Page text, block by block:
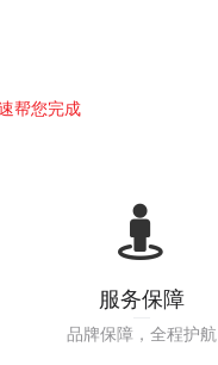
帮您完成
服务保障
品牌保障，全程护航